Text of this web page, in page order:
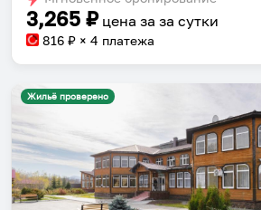
3,265 ₽ цена за за сутки
816 ₽ × 4 платежа
Жильё проверено